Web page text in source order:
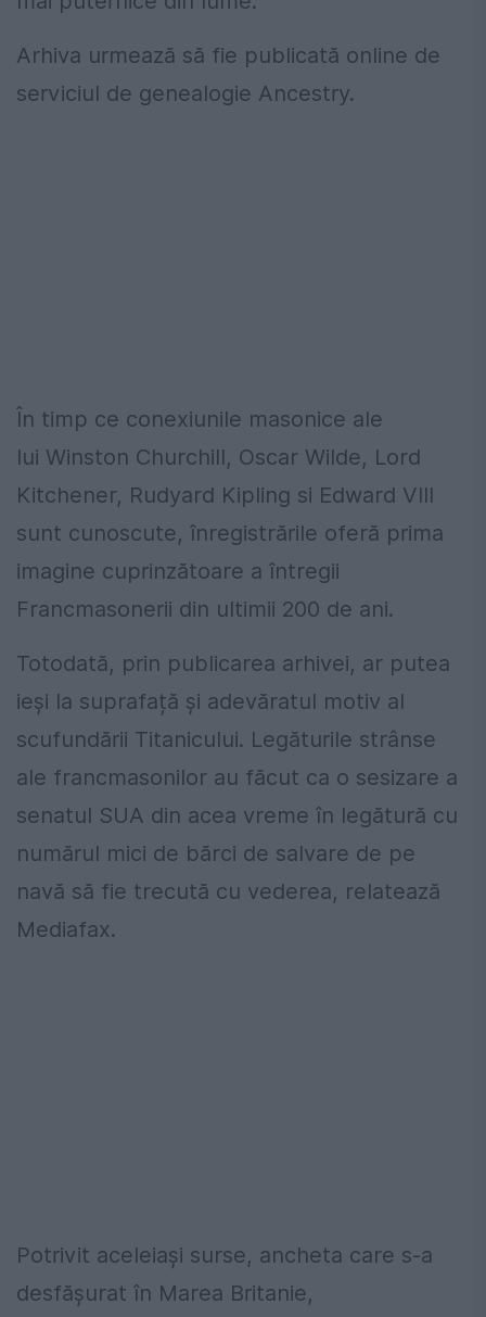
Arhiva urmează să fie publicată online de
serviciul de genealogie Ancestry.
În timp ce conexiunile masonice ale
lui Winston Churchill, Oscar Wilde, Lord
Kitchener, Rudyard Kipling si Edward VIII
sunt cunoscute, înregistrările oferă prima
imagine cuprinzătoare a întregii
Francmasonerii din ultimii 200 de ani.
Totodată, prin publicarea arhivei, ar putea
ieși la suprafață și adevăratul motiv al
scufundării Titanicului. Legăturile strânse
ale francmasonilor au făcut ca o sesizare a
senatul SUA din acea vreme în legătură cu
numărul mici de bărci de salvare de pe
navă să fie trecută cu vederea, relatează
Mediafax.
Potrivit aceleiași surse, ancheta care s-a
desfăşurat în Marea Britanie,